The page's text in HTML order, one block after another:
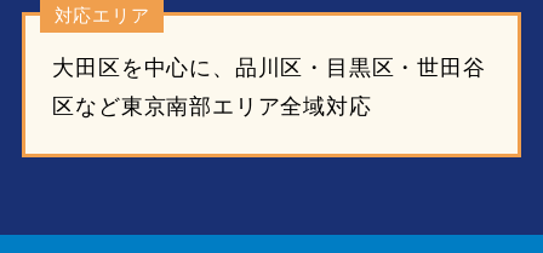
対応エリア
大田区を中心に、品川区・目黒区・世田谷
区など東京南部エリア全域対応